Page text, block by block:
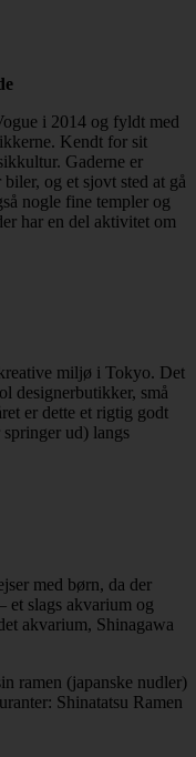
i 2014 og fyldt med
Kendt for sit
Gaderne er
og et sjovt sted at gå
nogle fine templer og
har en del aktivitet om
miljø i Tokyo. Det
designerbutikker, små
er dette et rigtig godt
ud) langs
med børn, da der
slags akvarium og
akvarium, Shinagawa
ramen (japanske nudler)
Shinatatsu Ramen